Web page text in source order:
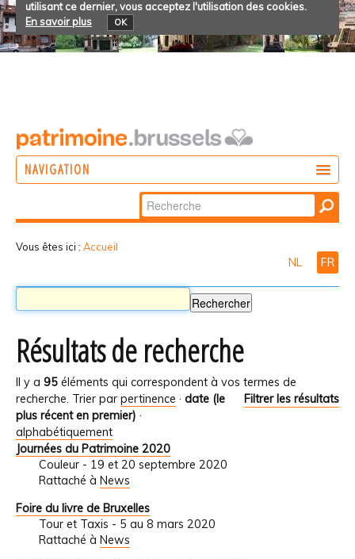
utilisant ce dernier, vous acceptez l'utilisation des cookies.
En savoir plus
OK
NAVIGATION
Chercher par
Recherche
Vous êtes ici : Accueil
NL FR
Résultats de recherche
Il y a 95 éléments qui correspondent à vos termes de
recherche.
Filtrer les résultats
Trier par pertinence · date (le
plus récent en premier) ·
alphabétiquement
Journées du Patrimoine 2020
Couleur - 19 et 20 septembre 2020
Rattaché à News
Foire du livre de Bruxelles
Tour et Taxis - 5 au 8 mars 2020
Rattaché à News